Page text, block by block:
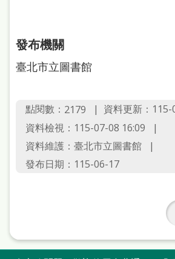
讀
答
發布機關
臺北市立圖書館
點閱數： 2179
資料更新：115-
資料檢視：115-07-08 16:09
資料維護：臺北市立圖書館
發布日期：115-06-17